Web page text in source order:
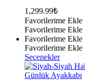
1,299.99₺
Favorilerime Ekle
Favorilerime Ekle
Favorilerime Ekle
Favorilerime Ekle
SeçeneklerBu
ürünün
birden